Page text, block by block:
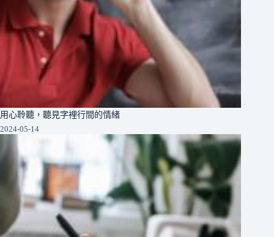
用心聆聽，聽見字裡行間的情緒
2024-05-14